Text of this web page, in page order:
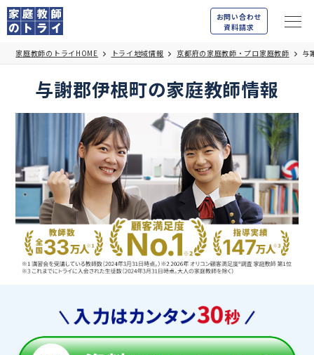
お問い合わせ
資料請求
家庭教師のトライHOME トライ地域情報 京都府の家庭教師・プロ家庭教師 与
与謝郡伊根町の家庭教師情報